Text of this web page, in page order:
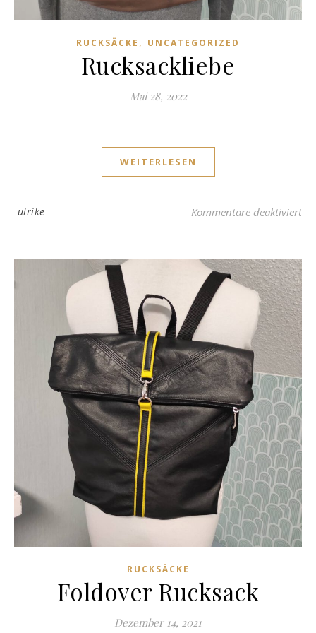
RUCKSÄCKE , UNCATEGORIZED
Rucksackliebe
Mai 28, 2022
WEITERLESEN
ulrike Kommentare deaktiviertfür
RUCKSÄCKE
Foldover Rucksack
Dezember 14, 2021